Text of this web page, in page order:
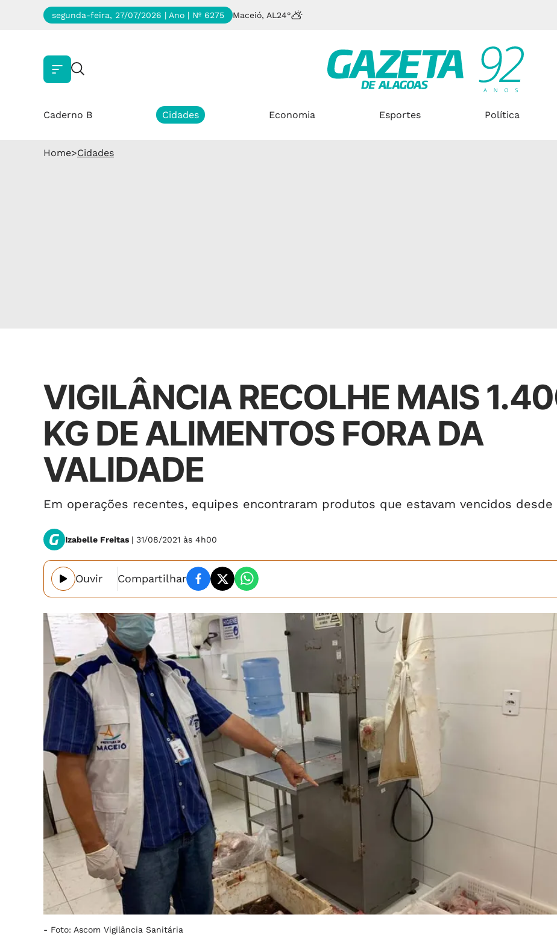
segunda-feira, 27/07/2026 | Ano | Nº 6275 Maceió, AL 24°
Caderno B Cidades Economia Esportes Política
Home>Cidades
VIGILÂNCIA RECOLHE MAIS
KG DE ALIMENTOS FORA DA
VALIDADE
Em operações recentes, equipes encontraram produtos que estavam vencidos desde
Izabelle Freitas | 31/08/2021 às 4h00
Ouvir Compartilhar
- Foto: Ascom Vigilância Sanitária